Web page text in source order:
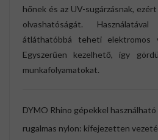
hőnek és az UV-sugárzásnak,
olvashatóságát.
átláthatóbbá teheti elektromos
Egyszerűen kezelhető, így
munkafolyamatokat.
DYMO Rhino gépekkel használható
rugalmas nylon: kifejezetten